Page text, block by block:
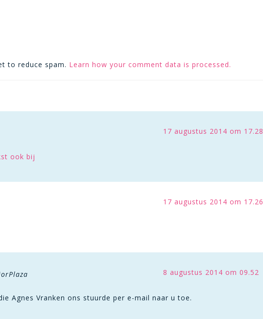
to reduce spam. Learn how your comment data is processed.
17 augustus 2014 om 17.28
ook bij
17 augustus 2014 om 17.26
8 augustus 2014 om 09.52
Agnes Vranken ons stuurde per e-mail naar u toe.